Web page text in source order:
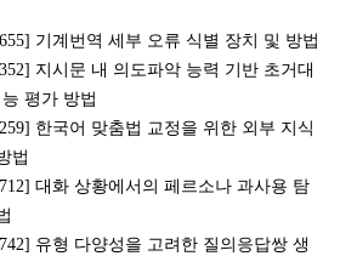
기계번역 세부 오류 식별 장치 및 방법
지시문 내 의도파악 능력 기반 초거대
평가 방법
한국어 맞춤법 교정을 위한 외부 지식
법
대화 상황에서의 페르소나 과사용 탐
유형 다양성을 고려한 질의응답쌍 생